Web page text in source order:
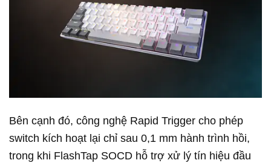
Bên cạnh đó, công nghệ Rapid Trigger cho phép
switch kích hoạt lại chỉ sau 0,1 mm hành trình hồi,
trong khi FlashTap SOCD hỗ trợ xử lý tín hiệu đầu